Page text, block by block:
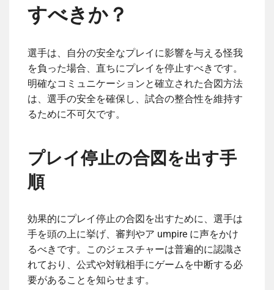
すべきか？
選手は、自分の安全なプレイに影響を与える怪我
を負った場合、直ちにプレイを停止すべきです。
明確なコミュニケーションと確立された合図方法
は、選手の安全を確保し、試合の整合性を維持す
るために不可欠です。
プレイ停止の合図を出す手
順
効果的にプレイ停止の合図を出すために、選手は
手を頭の上に挙げ、審判やア umpire に声をかけ
るべきです。このジェスチャーは普遍的に認識さ
れており、公式や対戦相手にゲームを中断する必
要があることを知らせます。